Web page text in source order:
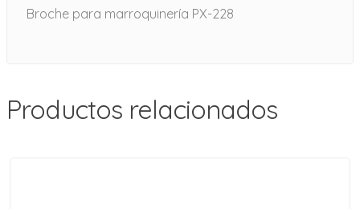
Broche para marroquinería PX-228
Productos relacionados